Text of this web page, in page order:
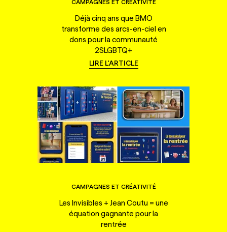
CAMPAGNES ET CRÉATIVITÉ
Déjà cinq ans que BMO
transforme des arcs-en-ciel en
dons pour la communauté
2SLGBTQ+
LIRE L'ARTICLE
CAMPAGNES ET CRÉATIVITÉ
Les Invisibles + Jean Coutu = une
équation gagnante pour la
rentrée